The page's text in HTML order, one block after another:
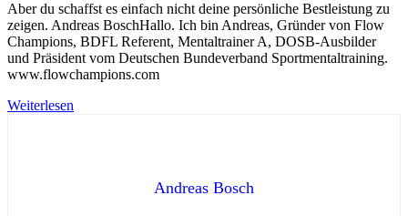
Aber du schaffst es einfach nicht deine persönliche Bestleistung zu
zeigen. Andreas BoschHallo. Ich bin Andreas, Gründer von Flow
Champions, BDFL Referent, Mentaltrainer A, DOSB-Ausbilder
und Präsident vom Deutschen Bundeverband Sportmentaltraining.
www.flowchampions.com
Weiterlesen
Andreas Bosch